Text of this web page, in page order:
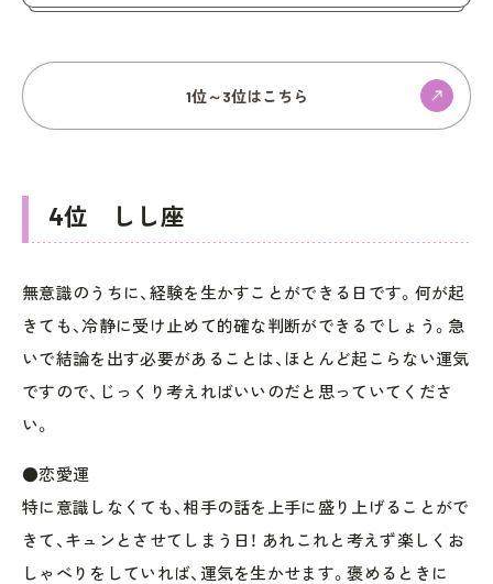
1位～3位はこちら
4位 しし座
無意識のうちに、経験を生かすことができる日です。何が起
きても、冷静に受け止めて的確な判断ができるでしょう。急
いで結論を出す必要があることは、ほとんど起こらない運気
ですので、じっくり考えればいいのだと思っていてくださ
い。
●恋愛運
特に意識しなくても、相手の話を上手に盛り上げることがで
きて、キュンとさせてしまう日！ あれこれと考えず楽しくお
しゃべりをしていれば、運気を生かせます。褒めるときに